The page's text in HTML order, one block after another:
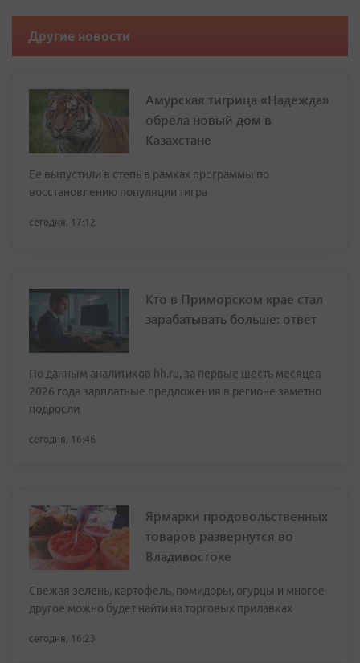
Другие новости
Амурская тигрица «Надежда»
обрела новый дом в
Казахстане
Ее выпустили в степь в рамках программы по
восстановлению популяции тигра
сегодня, 17:12
Кто в Приморском крае стал
зарабатывать больше: ответ
По данным аналитиков hh.ru, за первые шесть месяцев
2026 года зарплатные предложения в регионе заметно
подросли
сегодня, 16:46
Ярмарки продовольственных
товаров развернутся во
Владивостоке
Свежая зелень, картофель, помидоры, огурцы и многое
другое можно будет найти на торговых прилавках
сегодня, 16:23